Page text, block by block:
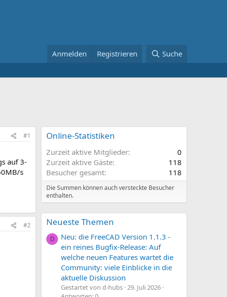
Anmelden Registrieren Suche
#1
auf 3-
s
#2
Online-Statistiken
Zurzeit aktive Mitglieder
0
Zurzeit aktive Gäste
118
Besucher gesamt
118
Die Summen können auch versteckte Besucher
enthalten.
Neueste Themen
D
Neu: die FreeCAD Version 1.1.3 -
ein reines Bugfix-Release: Auf
welche neuen Features wartet die
Community: viele Einblicke in die
aktuelle Diskussion
Gestartet von d-hubs 29. Juli 2026